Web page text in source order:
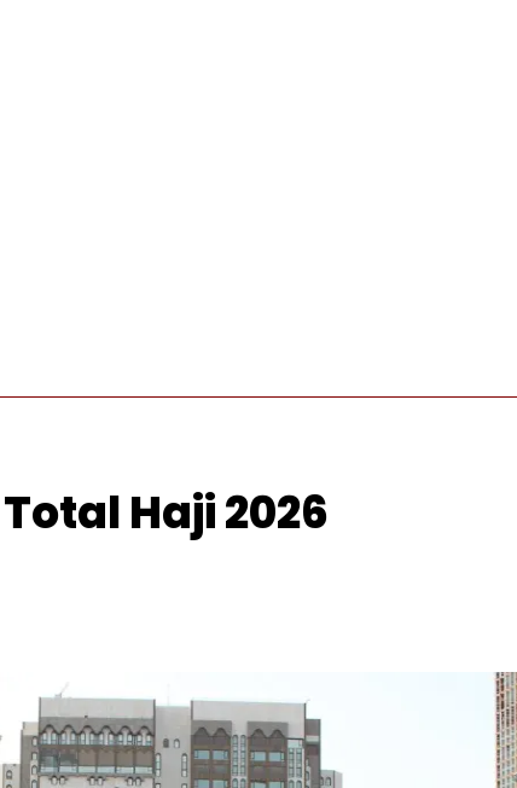
Haji 2026